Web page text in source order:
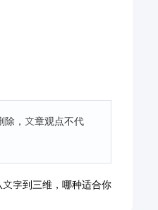
除，文章观点不代
字到三维，哪种适合你